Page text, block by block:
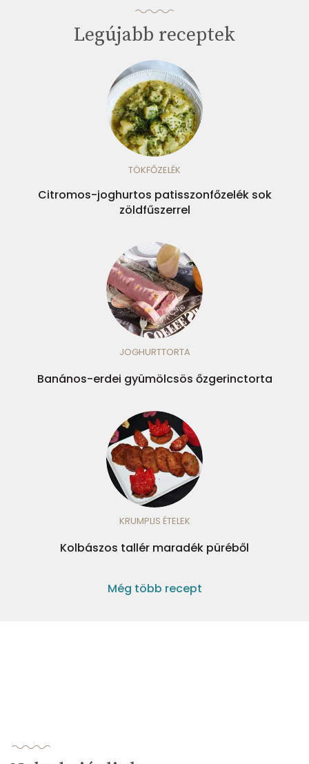
Legújabb receptek
TÖKFŐZELÉK
Citromos-joghurtos patisszonfőzelék sok
zöldfűszerrel
JOGHURTTORTA
Banános-erdei gyümölcsös őzgerinctorta
KRUMPLIS ÉTELEK
Kolbászos tallér maradék püréből
Még több recept